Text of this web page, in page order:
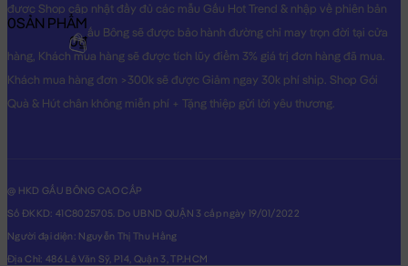
được Shop cập nhật đầy đủ các mẫu Gấu Hot Trend & nhập về phiên bản
Original nhất. Gấu Bông sẽ được bảo hành đường chỉ may trọn đời tại cửa
hàng, Khách mua hàng sẽ được tích lũy điểm 3% giá trị đơn hàng đã mua.
Khách mua hàng đơn >300k sẽ được Giảm ngay 30k phí ship. Shop Gói
Quà & Hút chân không miễn phí + Tặng thiệp gửi lời yêu thương.
@ HKD GẤU BÔNG CAO CẤP
Số ĐKKD: 41C8025705. Do UBND QUẬN 3 cấp ngày 19/01/2022
Người đại diện: Nguyễn Thị Thu Hằng
Địa Chỉ: 486 Lê Văn Sỹ, P14, Quận 3, TP.HCM
0SẢN PHẨM
0₫